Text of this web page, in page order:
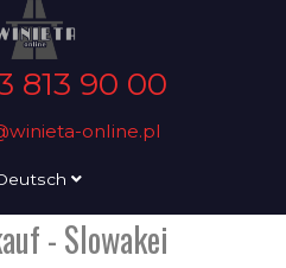
813 90 00
online.pl
- Slowakei